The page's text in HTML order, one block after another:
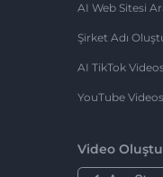
AI Web Sitesi
Şirket Adı
AI TikTok
YouTube
Video